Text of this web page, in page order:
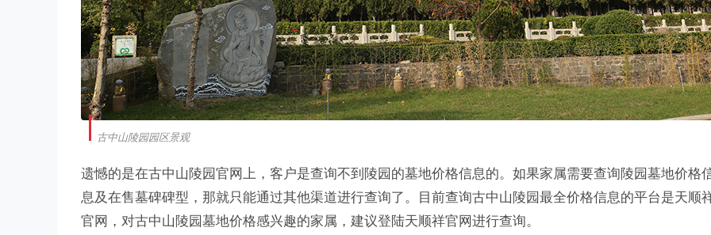
古中山陵园园区景观
遗憾的是在古中山陵园官网上，客户是查询不到陵园的墓地价格信息的。如果家属需要查询陵园墓地价格
息及在售墓碑碑型，那就只能通过其他渠道进行查询了。目前查询古中山陵园最全价格信息的平台是天顺
官网，对古中山陵园墓地价格感兴趣的家属，建议登陆天顺祥官网进行查询。